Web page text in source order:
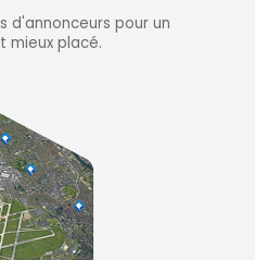
d'annonceurs pour un
mieux placé.